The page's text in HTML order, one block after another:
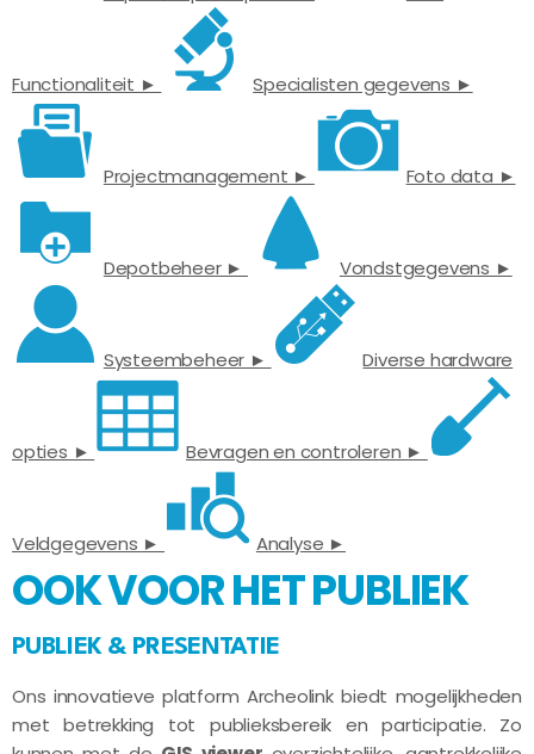
Functionaliteit ► Specialisten gegevens ►
Projectmanagement ► Foto data ►
Depotbeheer ► Vondstgegevens ►
Systeembeheer ► Diverse hardware
opties ► Bevragen en controleren ►
Veldgegevens ► Analyse ►
OOK VOOR HET PUBLIEK
PUBLIEK & PRESENTATIE
Ons innovatieve platform Archeolink biedt mogelijkheden
met betrekking tot publieksbereik en participatie. Zo